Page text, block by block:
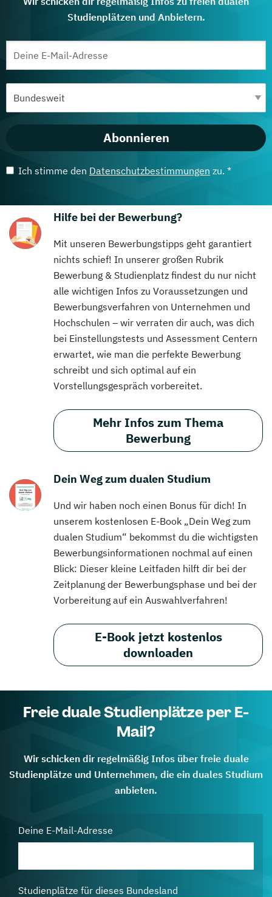
Studienplätzen und Anbietern.
Abonnieren
Ich stimme den Datenschutzbestimmungen zu. *
Hilfe bei der Bewerbung?
Mit unseren Bewerbungstipps geht garantiert
nichts schief! In unserer großen Rubrik
Bewerbung & Studienplatz findest du nur nicht
alle wichtigen Infos zu Voraussetzungen und
Bewerbungsverfahren von Unternehmen und
Hochschulen – wir verraten dir auch, was dich
bei Einstellungstests und Assessment Centern
erwartet, wie man die perfekte Bewerbung
schreibt und sich optimal auf ein
Vorstellungsgespräch vorbereitet.
Mehr Infos zum Thema
Bewerbung
Dein Weg zum dualen Studium
Und wir haben noch einen Bonus für dich! In
unserem kostenlosen E-Book „Dein Weg zum
dualen Studium“ bekommst du die wichtigsten
Bewerbungsinformationen nochmal auf einen
Blick: Dieser kleine Leitfaden hilft dir bei der
Zeitplanung der Bewerbungsphase und bei der
Vorbereitung auf ein Auswahlverfahren!
E-Book jetzt kostenlos
downloaden
Freie duale Studienplätze per E-
Mail?
Wir schicken dir regelmäßig Infos über freie duale
Studienplätze und Unternehmen, die ein duales Studium
anbieten.
Deine E-Mail-Adresse
Studienplätze für dieses Bundesland